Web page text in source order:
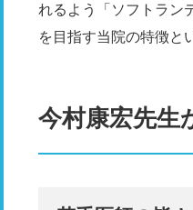
れるよう「ソフトラン
を目指す当院の特徴と
今村康宏先生